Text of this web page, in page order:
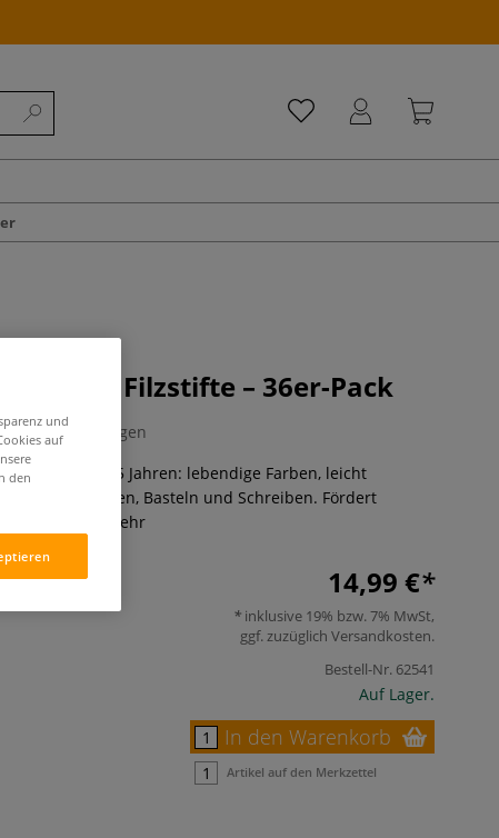
Medium Filzstifte – 36er-Pack
0 Bewertungen
für Kinder ab 5 Jahren: lebendige Farben, leicht
ideal zum Malen, Basteln und Schreiben. Fördert
Mehr
14,99 €
inklusive 19% bzw. 7% MwSt,
ggf. zuzüglich Versandkosten.
Bestell-Nr. 62541
Auf Lager.
In den Warenkorb
Artikel auf den Merkzettel
und
auf
den